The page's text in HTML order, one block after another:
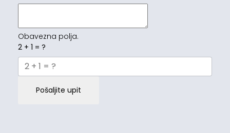
Obavezna polja.
2 + 1 = ?
Pošaljite upit